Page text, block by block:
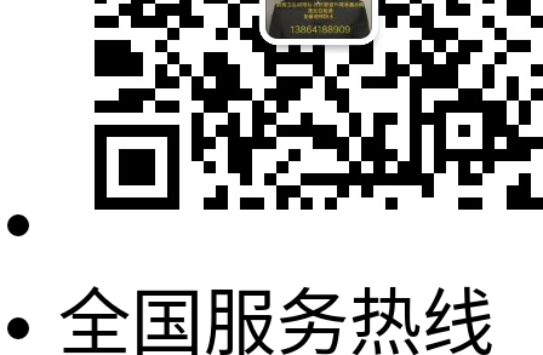
全国服务热线